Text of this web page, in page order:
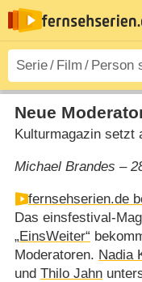
Neue
Kulturmagazin setzt
Michael Brandes –
fernsehserien.de
Das einsfestival-
„EinsWeiter“
Moderatoren. Nadia
und Thilo Jahn